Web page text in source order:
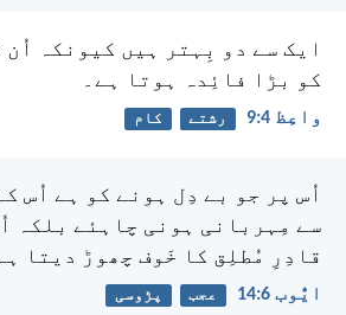
ایک سے دو بِہتر ہیں کیونکہ اُن
کو بڑا فائِدہ ہوتا ہے۔
واعِظ 4:‏9 رشتے کام
اُس پر جو بے دِل ہونے کو ہے اُس
سے مِہربانی ہونی چاہئے بلکہ
قادِرِ مُطلِق کا خَوف چھوڑ دیتا
ایُّوب 6:‏14 عجب پڑوسی